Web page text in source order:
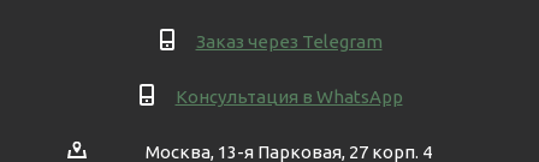
Заказ через Telegram
Консультация в WhatsApp
Москва, 13-я Парковая, 27 корп. 4